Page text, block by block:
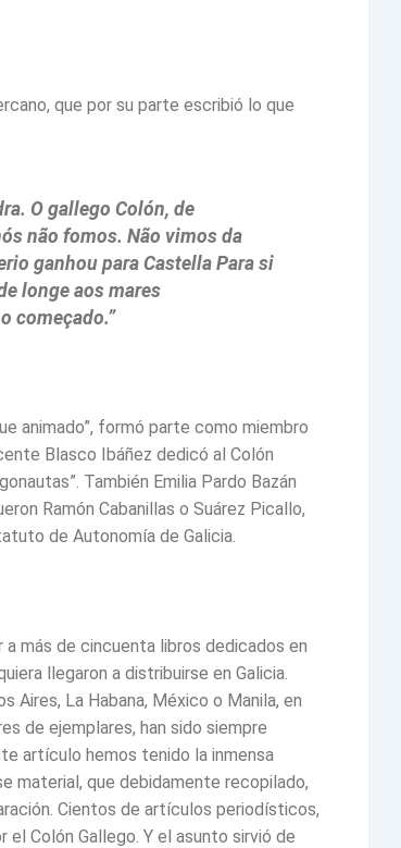
que por su parte escribió lo que
O gallego Colón, de
não fomos. Não vimos da
ganhou para Castella Para si
longe aos mares
começado.”
animado”, formó parte como miembro
Blasco Ibáñez dedicó al Colón
También Emilia Pardo Bazán
Ramón Cabanillas o Suárez Picallo,
de Autonomía de Galicia.
más de cincuenta libros dedicados en
llegaron a distribuirse en Galicia.
Aires, La Habana, México o Manila, en
de ejemplares, han sido siempre
artículo hemos tenido la inmensa
material, que debidamente recopilado,
Cientos de artículos periodísticos,
Colón Gallego. Y el asunto sirvió de